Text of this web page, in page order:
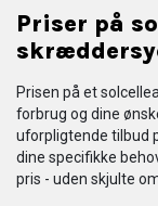
Priser på
Prisen på et
forbrug og dine
uforpligtende tilbud
dine specifikke
pris - uden skjulte